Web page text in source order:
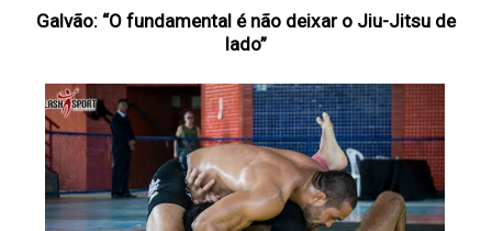
Galvão: “O fundamental é não deixar o Jiu-Jitsu de
lado”